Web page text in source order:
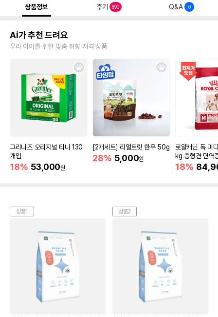
상품정보 후기 890 Q&A 0
Ai가 추천 드려요
우리 아이를 위한 맞춤 취향 저격 상품
그리니즈 오리지널 티니 130
개입
18% 53,000원
[2개세트] 리얼트릿 한우 50g
28% 5,000원
로얄캐닌 독 미
kg 중형견 면역
18%
상품1 상품2